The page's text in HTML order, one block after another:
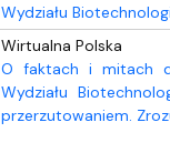
Wydziału
Wirtualna Polska
O faktach i mitach
Wydziału
przerzutowaniem.